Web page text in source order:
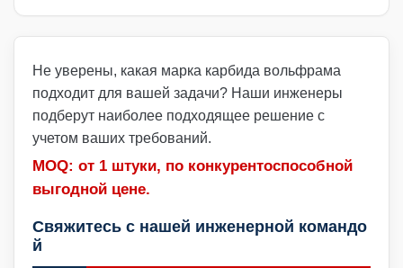
Не уверены, какая марка карбида вольфрама
подходит для вашей задачи? Наши инженеры
подберут наиболее подходящее решение с
учетом ваших требований.
MOQ: от 1 штуки, по конкурентоспособной
выгодной цене.
Свяжитесь с нашей инженерной командо
й